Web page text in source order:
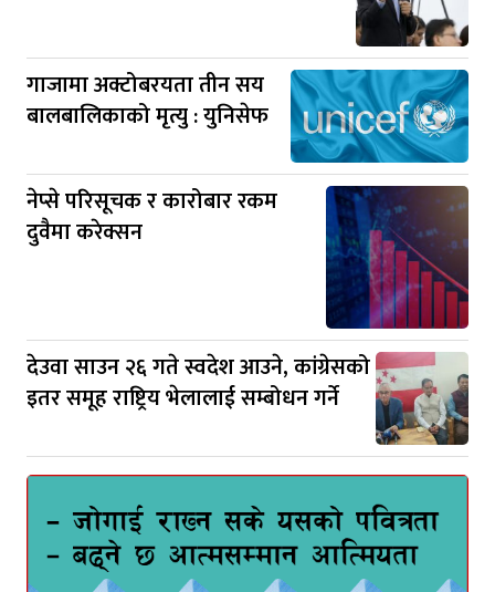
गाजामा अक्टोबरयता तीन सय
बालबालिकाको मृत्यु : युनिसेफ
नेप्से परिसूचक र कारोबार रकम
दुवैमा करेक्सन
देउवा साउन २६ गते स्वदेश आउने, कांग्रेसको
इतर समूह राष्ट्रिय भेलालाई सम्बोधन गर्ने